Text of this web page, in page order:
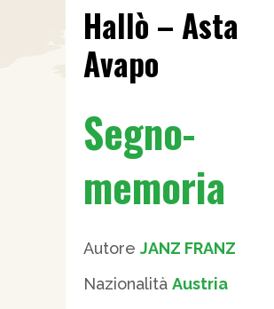
Hallò – Asta
Avapo
Segno-
memoria
Autore JANZ FRANZ
Nazionalità Austria